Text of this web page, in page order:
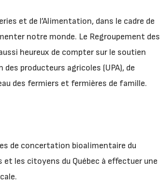
et de l’Alimentation, dans le cadre de
notre monde. Le Regroupement des
heureux de compter sur le soutien
des producteurs agricoles (UPA), de
des fermiers et fermières de famille.
de concertation bioalimentaire du
et les citoyens du Québec à effectuer une